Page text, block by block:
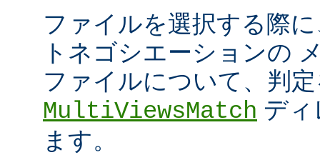
ファイルを選択する際
トネゴシエーションの
ファイルについて、判
MultiViewsMatch デ
ます。